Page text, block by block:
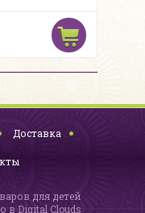
Доставка
для детей
в Digital Clouds